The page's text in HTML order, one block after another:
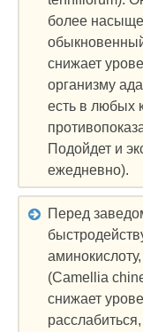
более
снижает
организму
есть в любых
Подойдет и
ежедневно).
Перед
(Camellia
снижает